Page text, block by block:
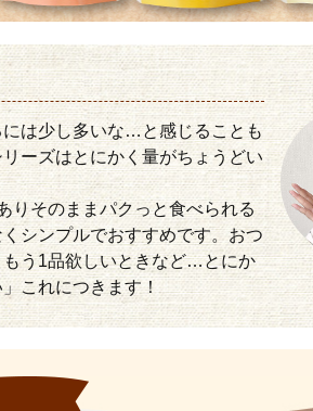
は少し多いな…と感じることも
ーズはとにかく量がちょうどい
りそのままパクっと食べられる
シンプルでおすすめです。おつ
う1品欲しいときなど…とにか
これにつきます！